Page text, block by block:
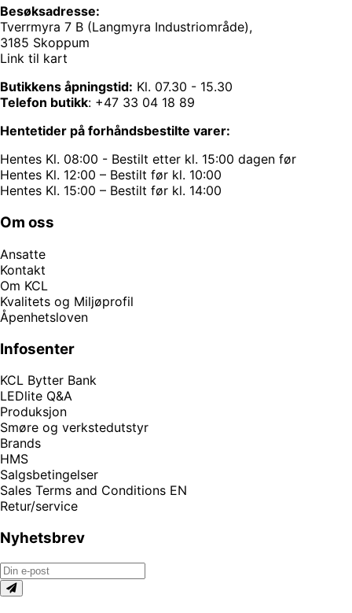
Besøksadresse:
Tverrmyra 7 B (Langmyra Industriområde),
3185 Skoppum
Link til kart
Butikkens åpningstid: Kl. 07.30 - 15.30
Telefon butikk: +47 33 04 18 89
Hentetider på forhåndsbestilte varer:
Hentes Kl. 08:00 - Bestilt etter kl. 15:00 dagen før
Hentes Kl. 12:00 – Bestilt før kl. 10:00
Hentes Kl. 15:00 – Bestilt før kl. 14:00
Om oss
Ansatte
Kontakt
Om KCL
Kvalitets og Miljøprofil
Åpenhetsloven
Infosenter
KCL Bytter Bank
LEDlite Q&A
Produksjon
Smøre og verkstedutstyr
Brands
HMS
Salgsbetingelser
Sales Terms and Conditions EN
Retur/service
Nyhetsbrev